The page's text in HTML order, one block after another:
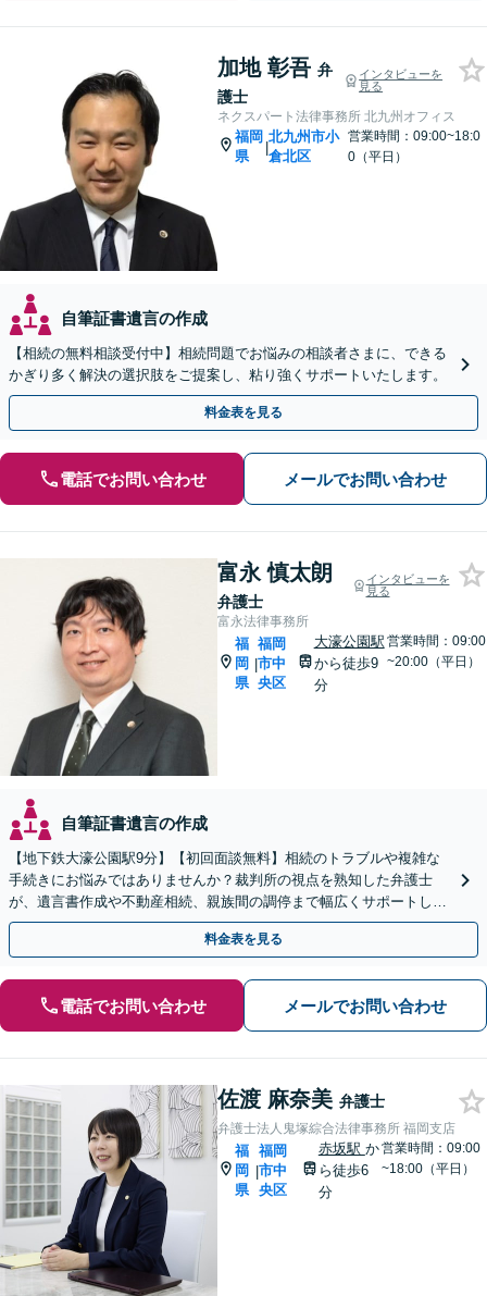
加地 彰吾 弁
護士
インタビューを
見る
ネクスパート法律事務所 北九州オフィス
福岡
県
|
北九州市小
倉北区
営業時間：09:00~18:0
0（平日）
自筆証書遺言の作成
【相続の無料相談受付中】相続問題でお悩みの相談者さまに、できる
かぎり多く解決の選択肢をご提案し、粘り強くサポートいたします。
料金表を見る
電話でお問い合わせ メールでお問い合わせ
富永 慎太朗
弁護士
インタビューを
見る
富永法律事務所
福
岡
県
|
福岡
市中
央区
大濠公園駅
から徒歩9
分
営業時間：09:00
~20:00（平日）
自筆証書遺言の作成
【地下鉄大濠公園駅9分】【初回面談無料】相続のトラブルや複雑な
手続きにお悩みではありませんか？裁判所の視点を熟知した弁護士
が、遺言書作成や不動産相続、親族間の調停まで幅広くサポートしま
す！負担を減らし円満に解決します。【夜間面談利用可】
料金表を見る
電話でお問い合わせ メールでお問い合わせ
佐渡 麻奈美 弁護士
弁護士法人鬼塚綜合法律事務所 福岡支店
福
岡
県
|
福岡
市中
央区
赤坂駅 か
ら徒歩6
分
営業時間：09:00
~18:00（平日）